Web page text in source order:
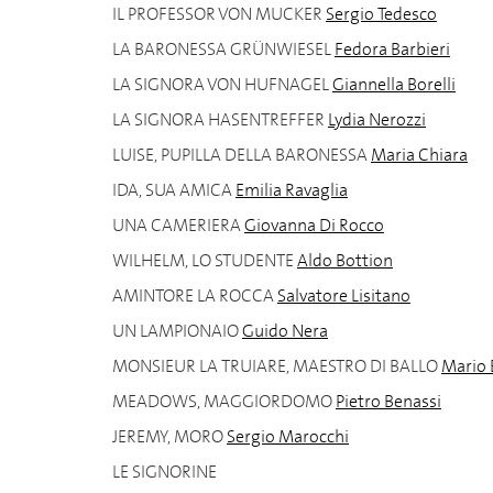
IL PROFESSOR VON MUCKER Sergio Tedesco
LA BARONESSA GRÜNWIESELFedora Barbieri
LA SIGNORA VON HUFNAGELGiannella Borelli
LA SIGNORA HASENTREFFER Lydia Nerozzi
LUISE, PUPILLA DELLA BARONESSAMaria Chiara
IDA, SUA AMICAEmilia Ravaglia
UNA CAMERIERAGiovanna Di Rocco
WILHELM, LO STUDENTEAldo Bottion
AMINTORE LA ROCCASalvatore Lisitano
UN LAMPIONAIOGuido Nera
MONSIEUR LA TRUIARE, MAESTRO DI BALLOMario
MEADOWS, MAGGIORDOMOPietro Benassi
JEREMY, MOROSergio Marocchi
LE SIGNORINE